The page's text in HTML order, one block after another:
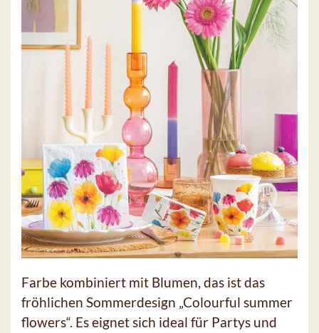
Farbe kombiniert mit Blumen, das ist das
fröhlichen Sommerdesign „Colourful summer
flowers“. Es eignet sich ideal für Partys und